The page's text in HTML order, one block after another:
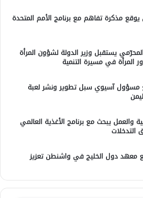
يوقع مذكرة تفاهم مع برنامج الأمم المتحدة
يستقبل وزير الدولة لشؤون المرأة
المرأة في مسيرة التنمية
مسؤول آسيوي سبل تطوير ونشر لعبة
والعمل يبحث مع برنامج الأغذية العالمي
التدخلات
معهد دول الخليج في واشنطن تعزيز